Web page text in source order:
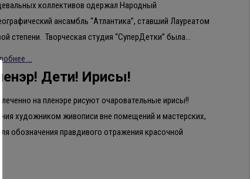
коллективов одержал Народный
ансамбль “Атлантика”, ставший Лауреатом
степени. Творческая студия “СуперДетки” была…
...
Дети! Ирисы!
на пленэре рисуют очаровательные ирисы!!
художником живописи вне помещений и мастерских,
обозначения правдивого отражения красочной